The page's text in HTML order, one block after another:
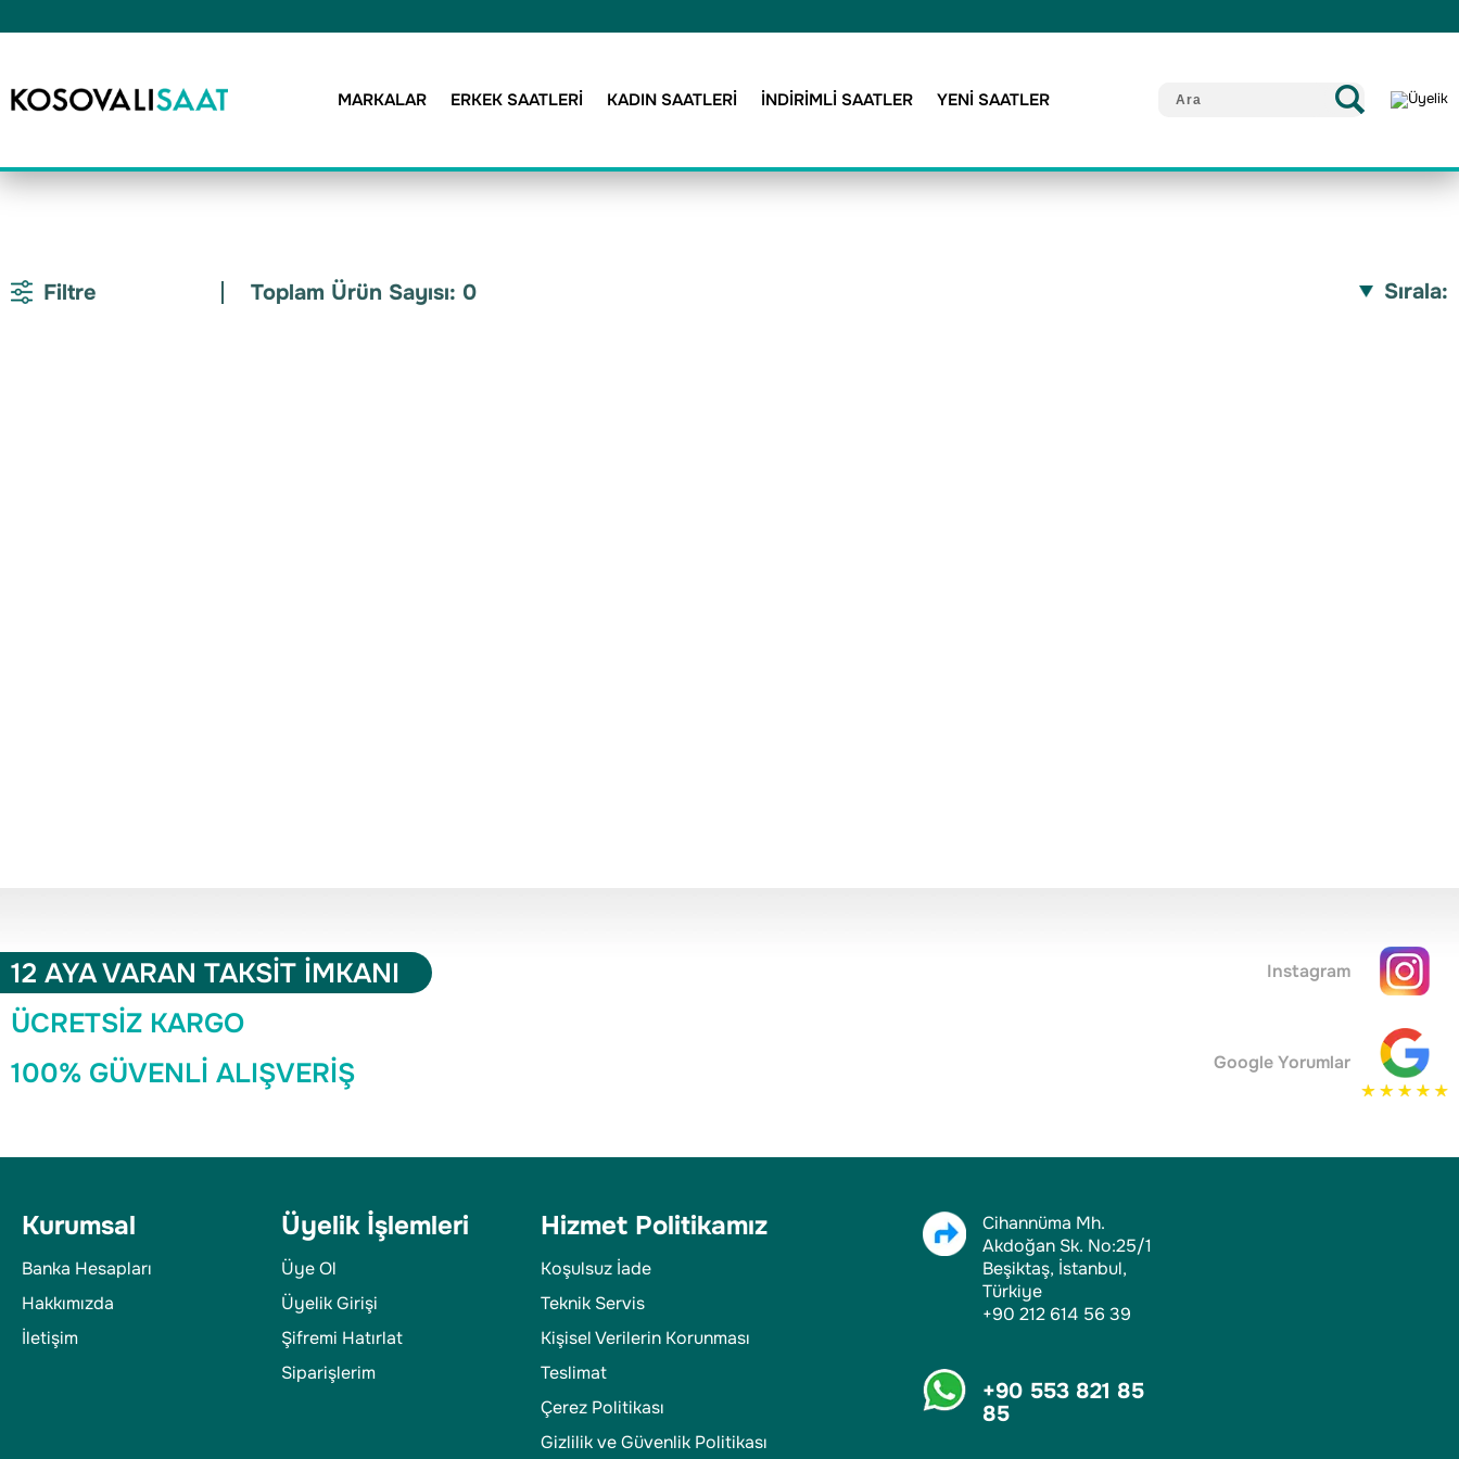
MARKALAR ERKEK SAATLERİ KADIN SAATLERİ İNDİRİMLİ SAATLER YENİ SAATLER
Filtre Toplam Ürün Sayısı: 0 Sırala:
12 AYA VARAN TAKSİT İMKANI
ÜCRETSİZ KARGO
100% GÜVENLİ ALIŞVERİŞ
Instagram
Google Yorumlar
Kurumsal
Banka Hesapları
Hakkımızda
İletişim
Üyelik İşlemleri
Üye Ol
Üyelik Girişi
Şifremi Hatırlat
Siparişlerim
Hizmet Politikamız
Koşulsuz İade
Teknik Servis
Kişisel Verilerin Korunması
Teslimat
Çerez Politikası
Gizlilik ve Güvenlik Politikası
Cihannüma Mh.
Akdoğan Sk. No:25/1
Beşiktaş, İstanbul,
Türkiye
+90 212 614 56 39
+90 553 821 85
85